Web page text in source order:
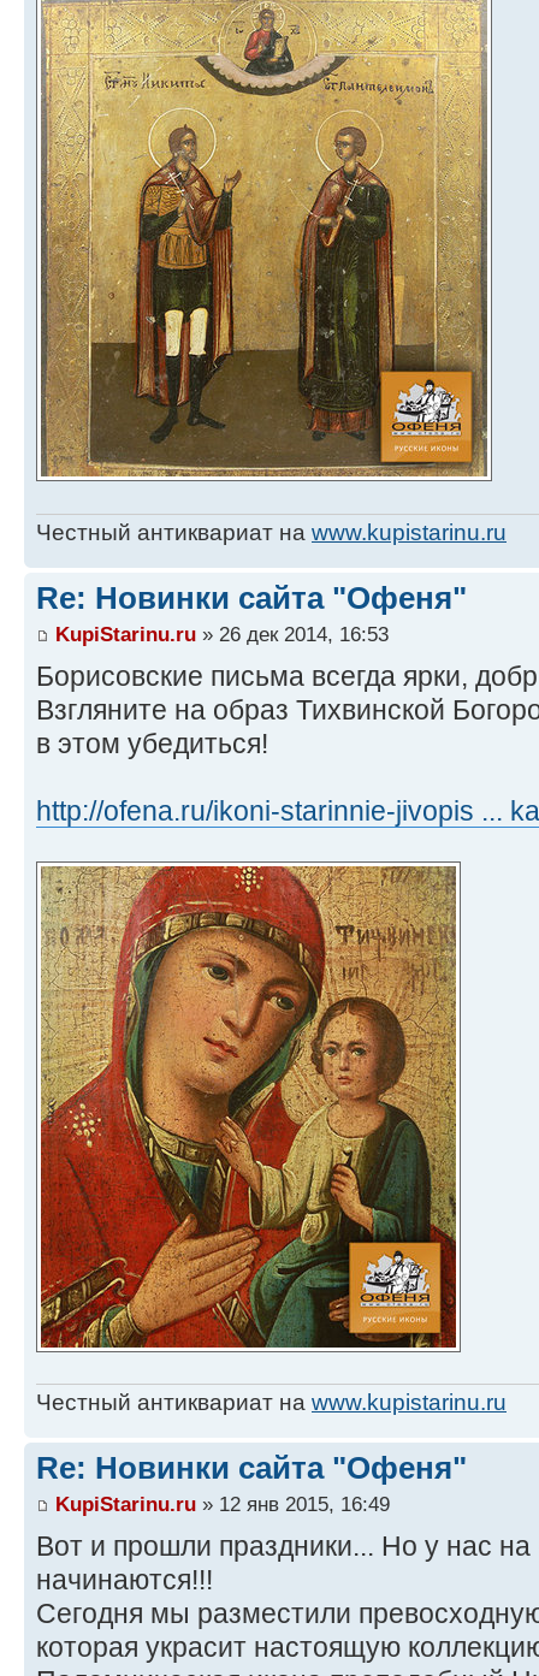
Честный антиквариат на www.kupistarinu.ru
Re: Новинки сайта "Офеня"
KupiStarinu.ru » 26 дек 2014, 16:53
Борисовские письма всегда ярки,
Взгляните на образ Тихвинской
в этом убедиться!
http://ofena.ru/ikoni-starinnie-jivopis ...
Честный антиквариат на www.kupistarinu.ru
Re: Новинки сайта "Офеня"
KupiStarinu.ru » 12 янв 2015, 16:49
Вот и прошли праздники... Но у нас на
начинаются!!!
Сегодня мы разместили
которая украсит настоящую